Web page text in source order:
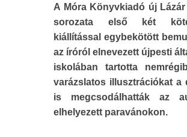
A Móra Könyvkiadó új
sorozata első két
kiállítással egybekötött
az íróról elnevezett újpesti
iskolában tartotta
varázslatos illusztrációkat a
is megcsodálhatták az
elhelyezett paravánokon.